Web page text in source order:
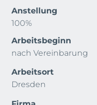
Anstellung
100%
Arbeitsbeginn
nach Vereinbarung
Arbeitsort
Dresden